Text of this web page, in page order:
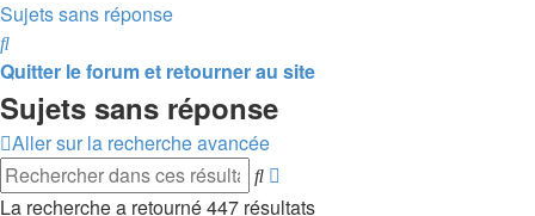
Sujets sans réponse
Rechercher
Quitter le forum et retourner au site
Sujets sans réponse
Aller sur la recherche avancée
Rechercher
avancée
La recherche a retourné 447 résultats